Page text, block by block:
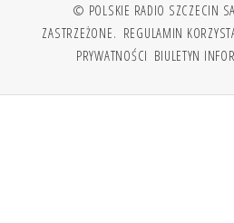
© POLSKIE RADIO SZCZECIN
ZASTRZEŻONE. REGULAMIN
PRYWATNOŚCI BIULETYN